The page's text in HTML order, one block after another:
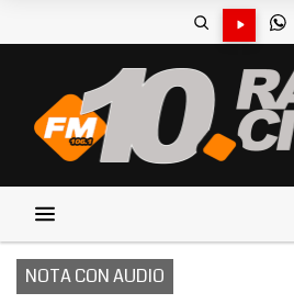
NOTA CON AUDIO